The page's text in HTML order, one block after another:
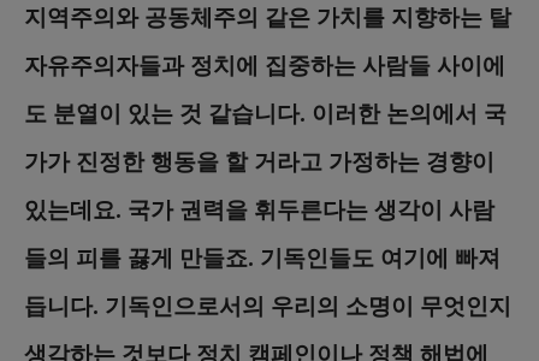
지역주의와 공동체주의 같은 가치를 지향하는 탈
자유주의자들과 정치에 집중하는 사람들 사이에
도 분열이 있는 것 같습니다. 이러한 논의에서 국
가가 진정한 행동을 할 거라고 가정하는 경향이
있는데요. 국가 권력을 휘두른다는 생각이 사람
들의 피를 끓게 만들죠. 기독인들도 여기에 빠져
듭니다. 기독인으로서의 우리의 소명이 무엇인지
생각하는 것보다 정치 캠페인이나 정책 해법에